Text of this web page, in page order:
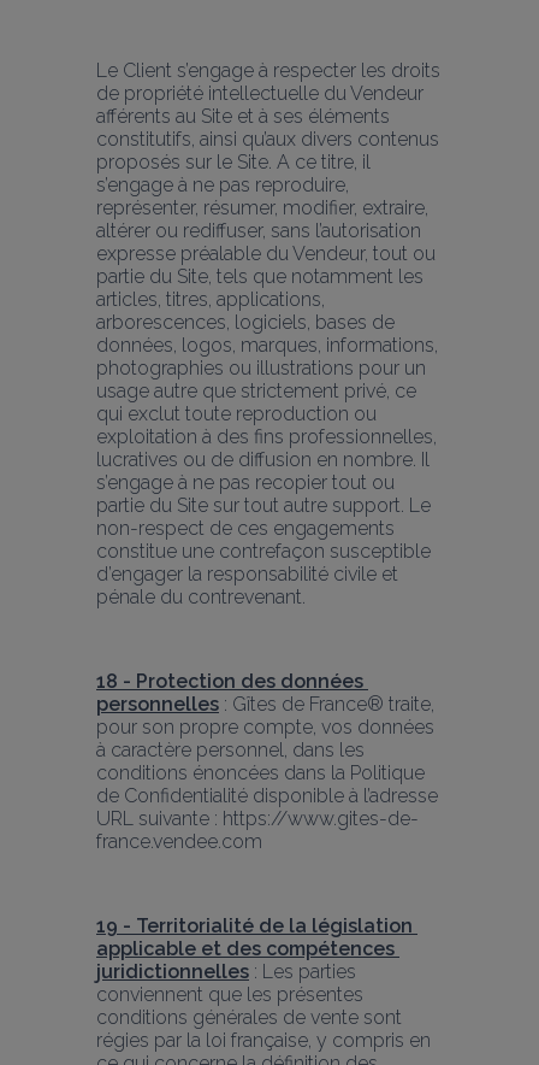
Le Client s’engage à respecter les droits
de propriété intellectuelle du Vendeur
afférents au Site et à ses éléments
constitutifs, ainsi qu’aux divers contenus
proposés sur le Site. A ce titre, il
s’engage à ne pas reproduire,
représenter, résumer, modifier, extraire,
altérer ou rediffuser, sans l’autorisation
expresse préalable du Vendeur, tout ou
partie du Site, tels que notamment les
articles, titres, applications,
arborescences, logiciels, bases de
données, logos, marques, informations,
photographies ou illustrations pour un
usage autre que strictement privé, ce
qui exclut toute reproduction ou
exploitation à des fins professionnelles,
lucratives ou de diffusion en nombre. Il
s’engage à ne pas recopier tout ou
partie du Site sur tout autre support. Le
non-respect de ces engagements
constitue une contrefaçon susceptible
d’engager la responsabilité civile et
pénale du contrevenant.
18 - Protection des données
personnelles : Gîtes de France® traite,
pour son propre compte, vos données
à caractère personnel, dans les
conditions énoncées dans la Politique
de Confidentialité disponible à l’adresse
URL suivante : https://www.gites-de-
france.vendee.com
19 - Territorialité de la législation
applicable et des compétences
juridictionnelles : Les parties
conviennent que les présentes
conditions générales de vente sont
régies par la loi française, y compris en